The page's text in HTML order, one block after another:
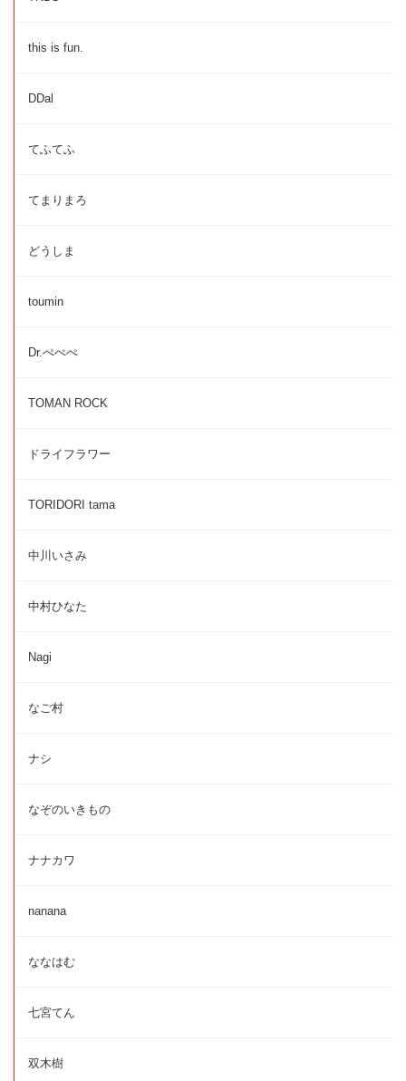
this is fun.
DDal
てふてふ
てまりまろ
どうしま
toumin
Dr.ぺぺぺ
TOMAN ROCK
ドライフラワー
TORIDORI tama
中川いさみ
中村ひなた
Nagi
なご村
ナシ
なぞのいきもの
ナナカワ
nanana
ななはむ
七宮てん
双木樹